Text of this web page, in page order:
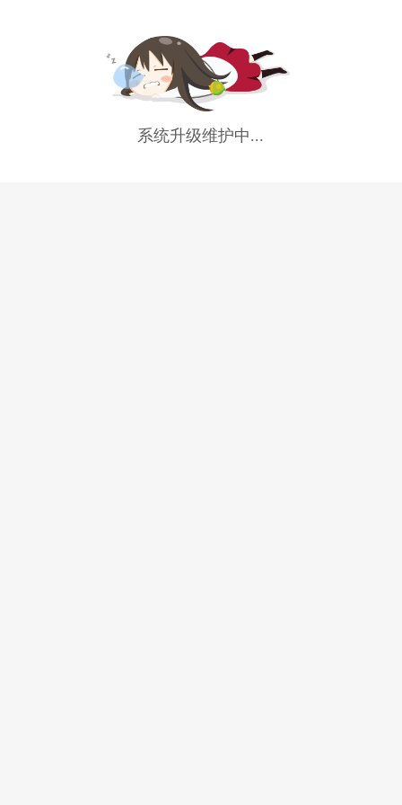
系统升级维护中...